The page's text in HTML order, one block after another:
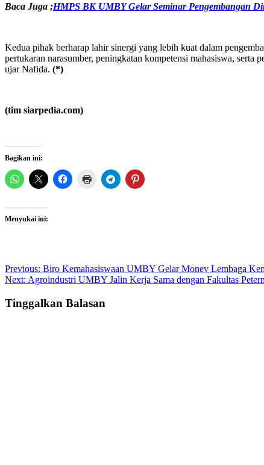
Baca Juga ;HMPS BK UMBY Gelar Seminar Pengembangan
Kedua pihak berharap lahir sinergi yang lebih kuat dalam
pertukaran narasumber, peningkatan kompetensi mahasiswa,
ujar Nafida. (*)
(tim siarpedia.com)
Bagikan ini:
Menyukai ini:
Post
navigation
Previous: Biro Kemahasiswaan UMBY Gelar Monev Lembaga
Next: Agroindustri UMBY Jalin Kerja Sama dengan Fakultas
Tinggalkan Balasan